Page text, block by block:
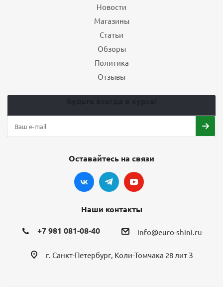
Новости
Магазины
Статьи
Обзоры
Политика
Отзывы
Оставайтесь на связи
Наши контакты
+7 981 081-08-40 info@euro-shini.ru
г. Санкт-Петербург, Коли-Томчака 28 лит З